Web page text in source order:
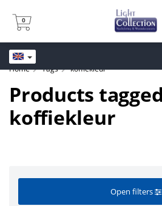
0
0
Home Tags koffiekleur
Products
koffiekleur
Open filters